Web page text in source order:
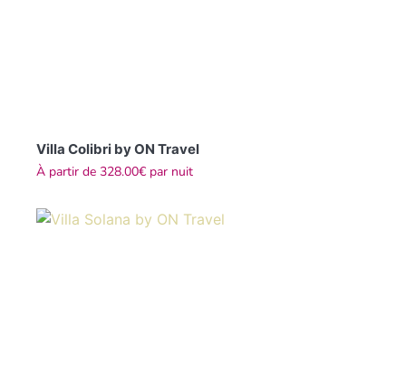
Villa Colibri by ON Travel
À partir de 328.00€ par nuit